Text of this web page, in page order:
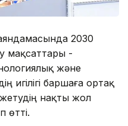
2030
мақсаттары -
және
игілігі баршаға ортақ
нақты жол
өтті.